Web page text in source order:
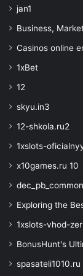
jan1
Business,
Casinos online
1xBet
12
skyu.in3
12-shkola.ru2
1xslots-
x10games.ru 10
dec_pb_common
Exploring the
1xslots-vhod-
BonusHunt's
spasateli1010.ru